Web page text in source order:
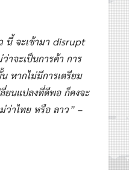
นี้ จะเข้ามาdisrupt
าจะเป็นการค้า การ
หากไม่มีการเตรียม
ยนแปลงที่ดีพอ ก็คงจะ
ว่าไทย หรือ ลาว” –